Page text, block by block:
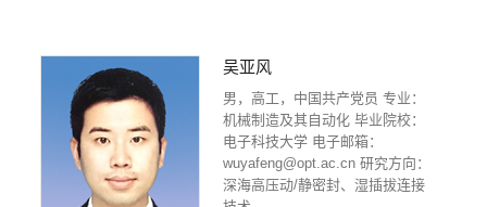
吴亚风
男，高工，中国共产党员 专业：
机械制造及其自动化 毕业院校：
电子科技大学 电子邮箱：
wuyafeng@opt.ac.cn 研究方向：
深海高压动/静密封、湿插拔连接